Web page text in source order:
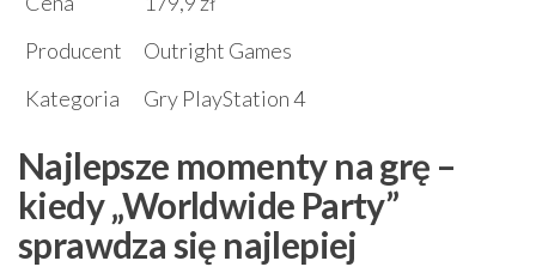
Producent
Outright Games
Kategoria
Gry PlayStation 4
Najlepsze momenty na grę –
kiedy „Worldwide Party”
sprawdza się najlepiej